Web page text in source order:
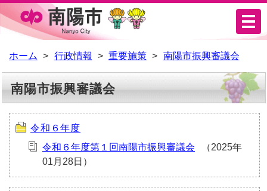
ニ
ー
ホーム 行政情報 重要施策 南陽市振興審議会
南陽市振興審議会
令和６年度
令和６年度第１回南陽市振興審議会